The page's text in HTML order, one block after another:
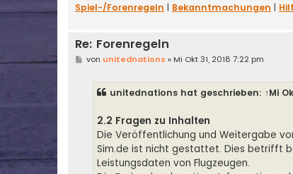
Spiel-/Forenregeln | Bekanntmachungen |
Re: Forenregeln
Bvon unitednations » Mi Okt 31, 2018 7:22 pm
unitednations hat geschrieben: ↑Mi
2.2 Fragen zu Inhalten
Die Veröffentlichung und Weitergabe
Sim.de ist nicht gestattet. Dies betrifft
Leistungsdaten von Flugzeugen.